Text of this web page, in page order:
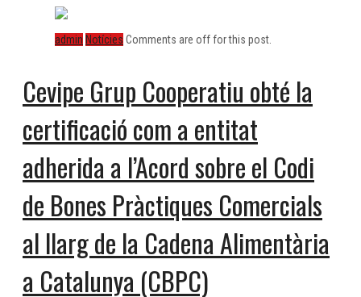
admin Notícies Comments are off for this post.
Cevipe Grup Cooperatiu obté la
certificació com a entitat
adherida a l’Acord sobre el Codi
de Bones Pràctiques Comercials
al llarg de la Cadena Alimentària
a Catalunya (CBPC)